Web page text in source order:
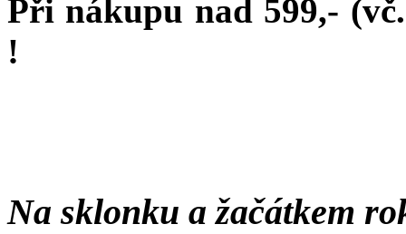
Při nákupu nad 599,-
!
Na sklonku a žačátkem